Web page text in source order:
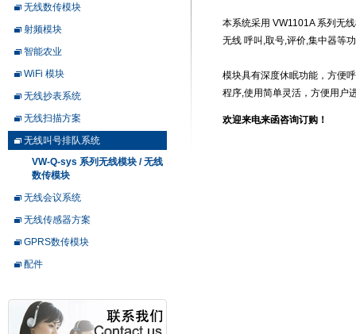
无线数传模块
射频模块
智能农业
WiFi 模块
无线抄表系统
无线扫描方案
无线叫号排队系统
VW-Q-sys 系列无线模块 / 无线
数传模块
无线会议系统
无线传感器方案
GPRS数传模块
配件
本系统采用 VW1101A 系列无
无线 呼叫,取号,评价,集中器等
模块具有深度休眠功能，方便
程序,使用简单灵活，方便用户
欢迎来电来函咨询订购！